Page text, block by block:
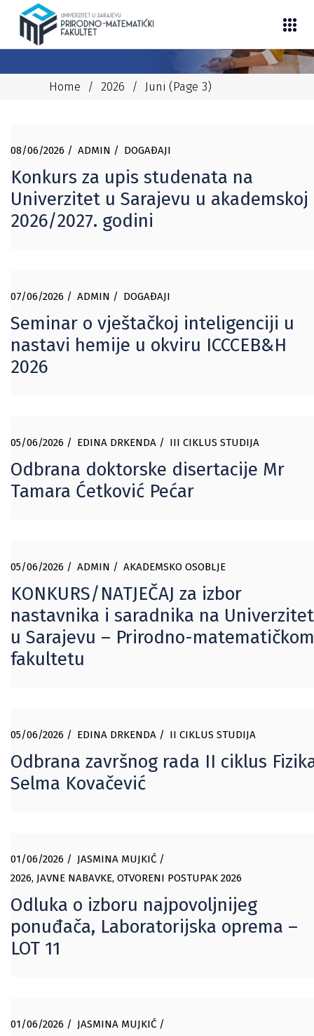
Home /2026 / Juni (Page 3)
08/06/2026 ADMIN DOGAĐAJI
Konkurs za upis studenata na
Univerzitet u Sarajevu u akademskoj
2026/2027. godini
07/06/2026 ADMIN DOGAĐAJI
Seminar o vještačkoj inteligenciji u
nastavi hemije u okviru ICCCEB&H
2026
05/06/2026 EDINA DRKENDA III CIKLUS STUDIJA
Odbrana doktorske disertacije Mr
Tamara Ćetković Pećar
05/06/2026 ADMIN AKADEMSKO OSOBLJE
KONKURS/NATJEČAJ za izbor
nastavnika i saradnika na
u Sarajevu – Prirodno-matematičkom
fakultetu
05/06/2026 EDINA DRKENDA II CIKLUS STUDIJA
Odbrana završnog rada II ciklus
Selma Kovačević
01/06/2026
JASMINA MUJKIĆ
2026, JAVNE NABAVKE, OTVORENI POSTUPAK 2026
Odluka o izboru najpovoljnijeg
ponuđača, Laboratorijska oprema –
LOT 11
01/06/2026
JASMINA MUJKIĆ